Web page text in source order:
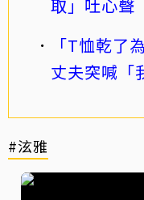
取」吐心聲
「T恤乾了
丈夫突喊「
#泫雅